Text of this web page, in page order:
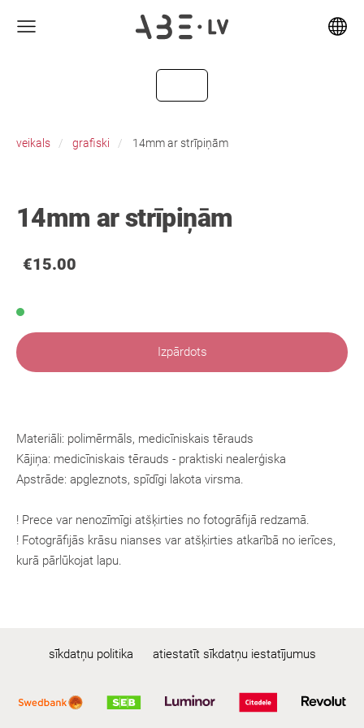
veikals grafiski 14mm ar strīpiņām
14mm ar strīpiņām
€15.00
Izpārdots
Materiāli: polimērmāls, medicīniskais tērauds
Kājiņa: medicīniskais tērauds - praktiski nealerģiska
Apstrāde: apgleznots, spīdīgi lakota virsma.
! Prece var nenozīmīgi atšķirties no fotogrāfijā redzamā.
! Fotogrāfijās krāsu nianses var atšķirties atkarībā no ierīces,
kurā pārlūkojat lapu.
sīkdatņu politika atiestatīt sīkdatņu iestatījumus